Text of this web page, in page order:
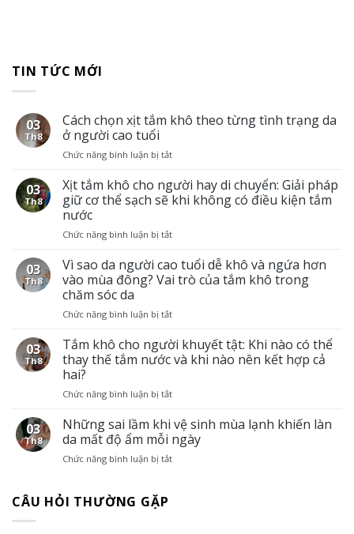
TIN TỨC MỚI
03
Th8
Cách chọn xịt tắm khô theo từng tình trạng da
ở người cao tuổi
Chức năng bình luận bị tắt
chọn
xịt
tắm
tình
trạng
da
tuổi
03
Th8
Xịt tắm khô cho người hay di chuyển: Giải pháp
giữ cơ thể sạch sẽ khi không có điều kiện tắm
nước
Chức năng bình luận bị tắt
tắm
khô
cho
chuyển:
Giải
pháp
sạch
sẽ
khi
03
Th8
Vì sao da người cao tuổi dễ khô và ngứa hơn
vào mùa đông? Vai trò của tắm khô trong
chăm sóc da
Chức năng bình luận bị tắt
sao
da
người
khô
và
ngứa
03
Th8
Tắm khô cho người khuyết tật: Khi nào có thể
thay thế tắm nước và khi nào nên kết hợp cả
hai?
Chức năng bình luận bị tắt
khô
cho
người
03
Th8
Những sai lầm khi vệ sinh mùa lạnh khiến làn
da mất độ ẩm mỗi ngày
Chức năng bình luận bị tắt
CÂU HỎI THƯỜNG GẶP